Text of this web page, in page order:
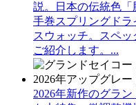
説。日本の伝統色「
手巻スプリングドラ
スウォッチ。スペ
ご紹介します。...
2026年新作のグラ